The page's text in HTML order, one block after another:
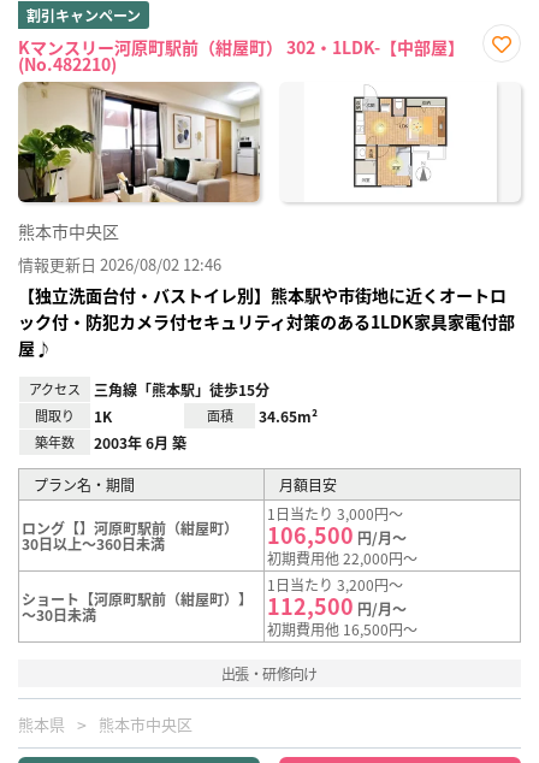
割引キャンペーン
Kマンスリー河原町駅前（紺屋町） 302・1LDK-【中部屋】
(No.482210)
に入
熊本市中央区
情報更新日 2026/08/02 12:46
【独立洗面台付・バストイレ別】熊本駅や市街地に近くオートロ
ック付・防犯カメラ付セキュリティ対策のある1LDK家具家電付部
屋♪
アクセス 三角線「熊本駅」徒歩15分
間取り 1K 面積 34.65m²
築年数 2003年 6月 築
プラン名・期間 月額目安
ロング【】河原町駅前（紺屋町）
30日以上～360日未満
1日当たり 3,000円～
106,500 円/月～
初期費用他 22,000円～
ショート【河原町駅前（紺屋町）】
～30日未満
1日当たり 3,200円～
112,500 円/月～
初期費用他 16,500円～
出張・研修向け
熊本県 熊本市中央区